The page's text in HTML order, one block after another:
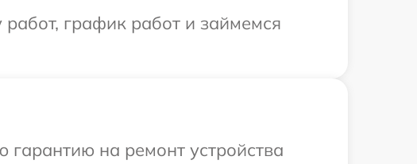
график работ и займемся
на ремонт устройства